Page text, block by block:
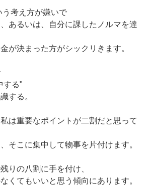
考え方が嫌いで
あるいは、自分に課したノルマを達
が決まった方がシックリきます。
する"
する。
は重要なポイントが二割だと思って
そこに集中して物事を片付けます。
りの八割に手を付け、
くてもいいと思う傾向にあります。